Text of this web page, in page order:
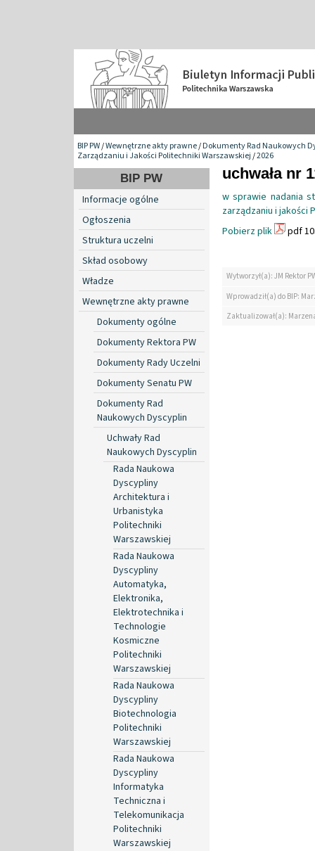
BIP PW/Wewnętrzne akty prawne/Dokumenty Rad Naukowych
Zarządzaniu i Jakości Politechniki Warszawskiej/2026
BIP PW
Informacje ogólne
Ogłoszenia
Struktura uczelni
Skład osobowy
Władze
Wewnętrzne akty prawne
Dokumenty ogólne
Dokumenty Rektora PW
Dokumenty Rady Uczelni
Dokumenty Senatu PW
Dokumenty Rad
Naukowych Dyscyplin
Uchwały Rad
Naukowych Dyscyplin
Rada Naukowa
Dyscypliny
Architektura i
Urbanistyka
Politechniki
Warszawskiej
Rada Naukowa
Dyscypliny
Automatyka,
Elektronika,
Elektrotechnika i
Technologie
Kosmiczne
Politechniki
Warszawskiej
Rada Naukowa
Dyscypliny
Biotechnologia
Politechniki
Warszawskiej
Rada Naukowa
Dyscypliny
Informatyka
Techniczna i
Telekomunikacja
Politechniki
Warszawskiej
uchwała nr
w sprawie nadania
zarządzaniu i jakości
Pobierz plik
pdf
Wytworzył(a): JM Rektor
Wprowadził(a) do BIP:
Zaktualizował(a):